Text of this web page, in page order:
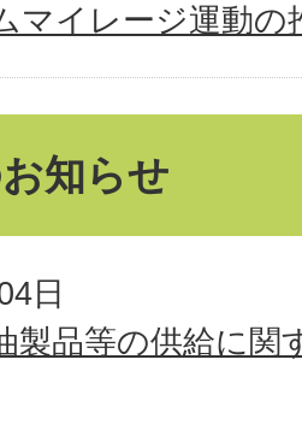
マイレージ運動の
知らせ
日
製品等の供給に関